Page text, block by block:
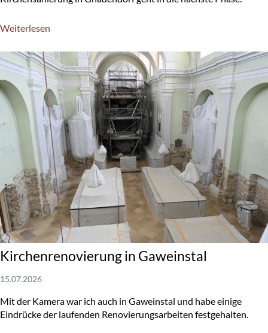
Weiterlesen
Kirchenrenovierung in Gaweinstal
15.07.2026
Mit der Kamera war ich auch in Gaweinstal und habe einige
Eindrücke der laufenden Renovierungsarbeiten festgehalten.